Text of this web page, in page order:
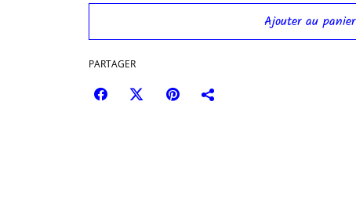
Ajouter au panier
PARTAGER